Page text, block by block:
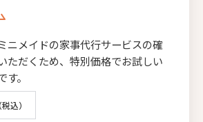
ニメイドの家事代行サービスの確
ただくため、特別価格でお試しい
。
込）